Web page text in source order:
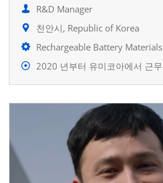
R&D Manager
천안시, Republic of Korea
Rechargeable Battery Materials
2020 년부터 유미코아에서 근무